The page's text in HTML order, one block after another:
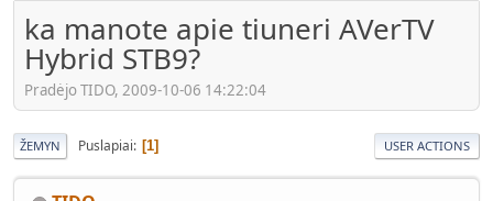
ka manote apie tiuneri AVerTV
Hybrid STB9?
Pradėjo TIDO, 2009-10-06 14:22:04
ŽEMYN Puslapiai 1 USER ACTIONS